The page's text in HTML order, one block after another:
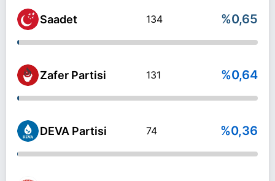
Saadet 134 %0,65
Zafer Partisi 131 %0,64
DEVA Partisi 74 %0,36